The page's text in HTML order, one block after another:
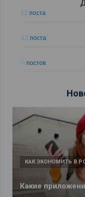
52 поста
43 поста
11 постов
Какие
КАК ЭКОНОМИТЬ В